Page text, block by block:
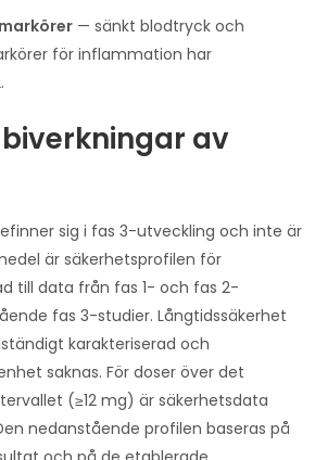
— sänkt blodtryck och
för inflammation har
av
sig i fas 3-utveckling och inte är
är säkerhetsprofilen för
till data från fas 1- och fas 2-
fas 3-studier. Långtidssäkerhet
karakteriserad och
saknas. För doser över det
(≥12 mg) är säkerhetsdata
nedanstående profilen baseras på